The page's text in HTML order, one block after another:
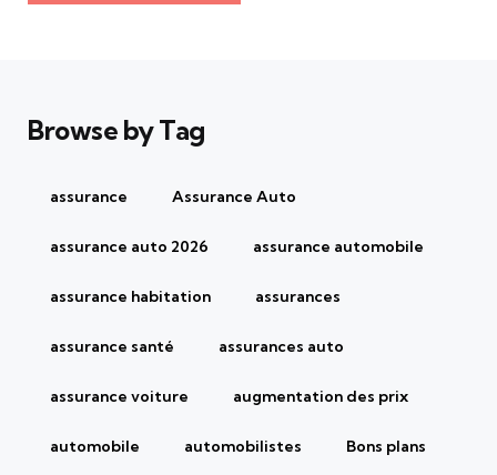
Browse by Tag
assurance Assurance Auto
assurance auto 2026 assurance automobile
assurance habitation assurances
assurance santé assurances auto
assurance voiture augmentation des prix
automobile automobilistes Bons plans